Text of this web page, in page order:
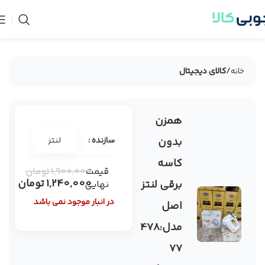
خانه کالای دیجیتال
همزن
بدون
کاسه
برقی لنتز
اصل
مدل:478
77
سازنده : لنتز
قیمت
نهایی
1,900,000تومان
1,240,000تومان
در انبار موجود نمی باشد